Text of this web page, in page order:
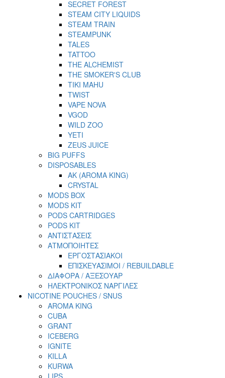
SECRET FOREST
STEAM CITY LIQUIDS
STEAM TRAIN
STEAMPUNK
TALES
TATTOO
THE ALCHEMIST
THE SMOKER'S CLUB
TIKI MAHU
TWIST
VAPE NOVA
VGOD
WILD ZOO
YETI
ZEUS JUICE
BIG PUFFS
DISPOSABLES
AK (AROMA KING)
CRYSTAL
MODS BOX
MODS KIT
PODS CARTRIDGES
PODS KIT
ΑΝΤΙΣΤΑΣΕΙΣ
ΑΤΜΟΠΟΙΗΤΕΣ
ΕΡΓΟΣΤΑΣΙΑΚΟΙ
ΕΠΙΣΚΕΥΑΣΙΜΟΙ / REBUILDABLE
ΔΙΑΦΟΡΑ / ΑΞΕΣΟΥΑΡ
ΗΛΕΚΤΡΟΝΙΚΟΣ ΝΑΡΓΙΛΕΣ
NICOTINE POUCHES / SNUS
AROMA KING
CUBA
GRANT
ICEBERG
IGNITE
KILLA
KURWA
LIPS